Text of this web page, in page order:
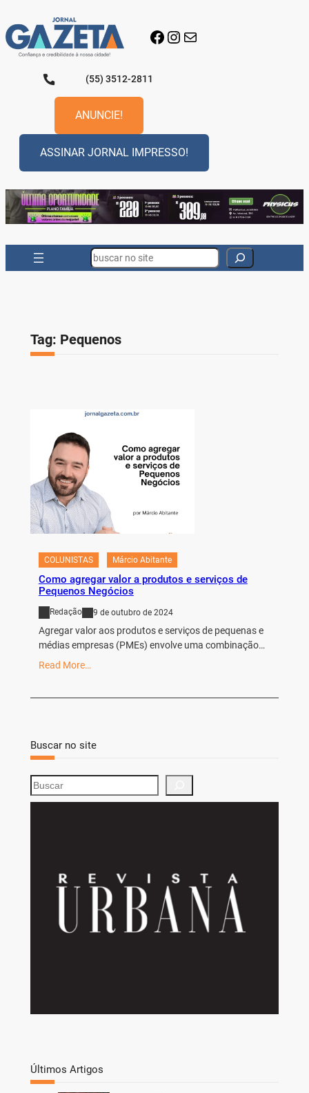
para
o
conteúdo
Facebook
Instagram
E-mail
(55) 3512-2811
ANUNCIE!
ASSINAR JORNAL IMPRESSO!
Search
Tag: Pequenos
COLUNISTAS Márcio Abitante
Como agregar valor a produtos e serviços de
Pequenos Negócios
Redação 9 de outubro de 2024
Agregar valor aos produtos e serviços de pequenas e
médias empresas (PMEs) envolve uma combinação…
Read More…
Buscar no site
S
e
Últimos Artigos